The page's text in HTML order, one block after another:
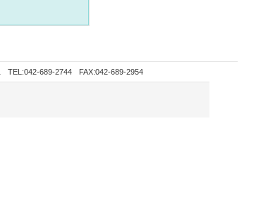
TEL:042-689-2744 FAX:042-689-2954